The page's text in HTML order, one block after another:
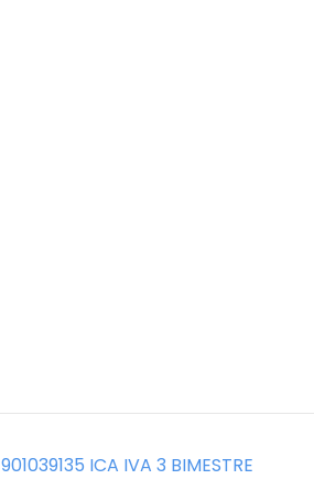
901039135 ICA IVA 3 BIMESTRE